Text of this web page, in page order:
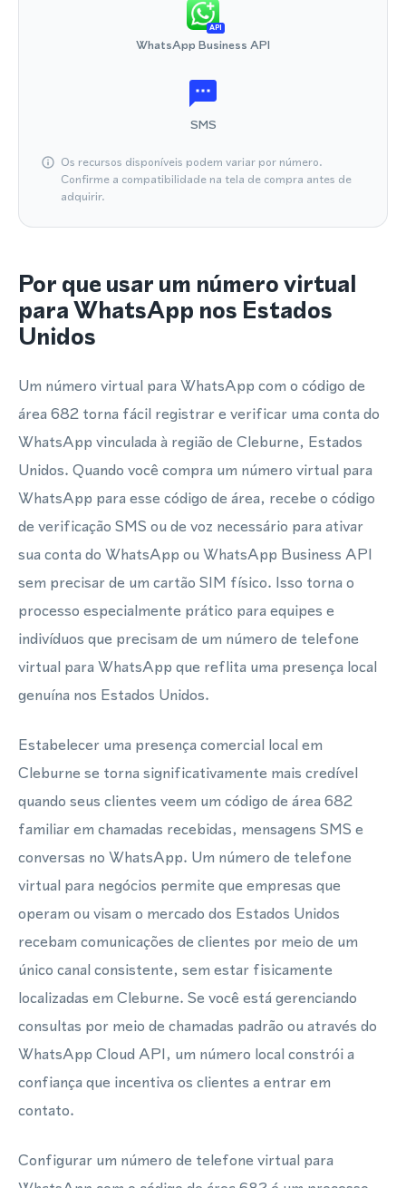
API
WhatsApp Business API
SMS
Os recursos disponíveis podem variar por número.
Confirme a compatibilidade na tela de compra antes de
adquirir.
Por que usar um número virtual
para WhatsApp nos Estados
Unidos
Um número virtual para WhatsApp com o código de
área 682 torna fácil registrar e verificar uma conta do
WhatsApp vinculada à região de Cleburne, Estados
Unidos. Quando você compra um número virtual para
WhatsApp para esse código de área, recebe o código
de verificação SMS ou de voz necessário para ativar
sua conta do WhatsApp ou WhatsApp Business API
sem precisar de um cartão SIM físico. Isso torna o
processo especialmente prático para equipes e
indivíduos que precisam de um número de telefone
virtual para WhatsApp que reflita uma presença local
genuína nos Estados Unidos.
Estabelecer uma presença comercial local em
Cleburne se torna significativamente mais credível
quando seus clientes veem um código de área 682
familiar em chamadas recebidas, mensagens SMS e
conversas no WhatsApp. Um número de telefone
virtual para negócios permite que empresas que
operam ou visam o mercado dos Estados Unidos
recebam comunicações de clientes por meio de um
único canal consistente, sem estar fisicamente
localizadas em Cleburne. Se você está gerenciando
consultas por meio de chamadas padrão ou através do
WhatsApp Cloud API, um número local constrói a
confiança que incentiva os clientes a entrar em
contato.
Configurar um número de telefone virtual para